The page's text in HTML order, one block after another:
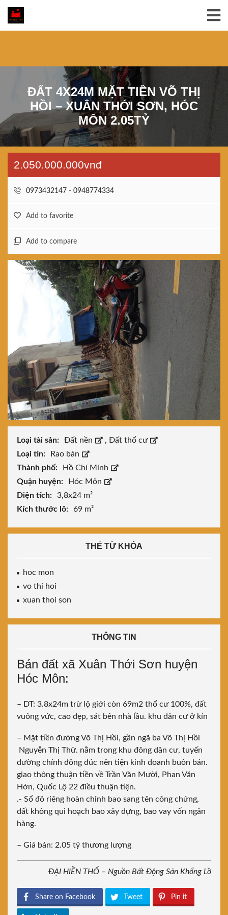
ĐẤT 4X24M MẶT TIỀN VÕ THỊ
HỒI – XUÂN THỚI SƠN, HÓC
MÔN 2.05TỶ
2.050.000.000vnđ
0973432147 - 0948774334
Add to favorite
Add to compare
Loại tài sản: Đất nền , Đất thổ cư
Loại tin:
Rao bán
Thành phố:
Hồ Chí Minh
Quận huyện:
Hóc Môn
Diện tích:
3,8x24 m²
Kích thước lô:
69 m²
THẺ TỪ KHÓA
hoc mon
vo thi hoi
xuan thoi son
THÔNG TIN
Bán đất xã Xuân Thới Sơn huyện
Hóc Môn:
– DT: 3.8x24m trừ lộ giới còn 69m2 thổ cư 100%, đất
vuông vức, cao đẹp, sát bên nhà lầu. khu dân cư ở kín
– Mặt tiền đường Võ Thị Hồi, gần ngã ba Võ Thị Hồi
Nguyễn Thị Thử. nằm trong khu đông dân cư, tuyến
đường chính đông đúc nên tiện kinh doanh buôn bán.
giao thông thuận tiền về Trần Văn Mười, Phan Văn
Hớn, Quốc Lộ 22 điều thuận tiện.
.- Sổ đỏ riêng hoàn chỉnh bao sang tên công chứng,
đất không qui hoạch bao xây dựng, bao vay vốn ngân
hàng.
– Giá bán: 2.05 tỷ thương lượng
ĐẠI HIỀN THỔ – Nguồn Bất Động Sản Khổng Lồ
Share on Facebook Tweet Pin it